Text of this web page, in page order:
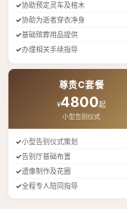
协助预定灵车及棺木
协助为逝者穿衣净身
基础殡葬用品提供
办理相关手续指导
尊贵C套餐
¥4800起
小型告别仪式
小型告别仪式策划
告别厅基础布置
遗像制作及花圈
全程专人陪同指导